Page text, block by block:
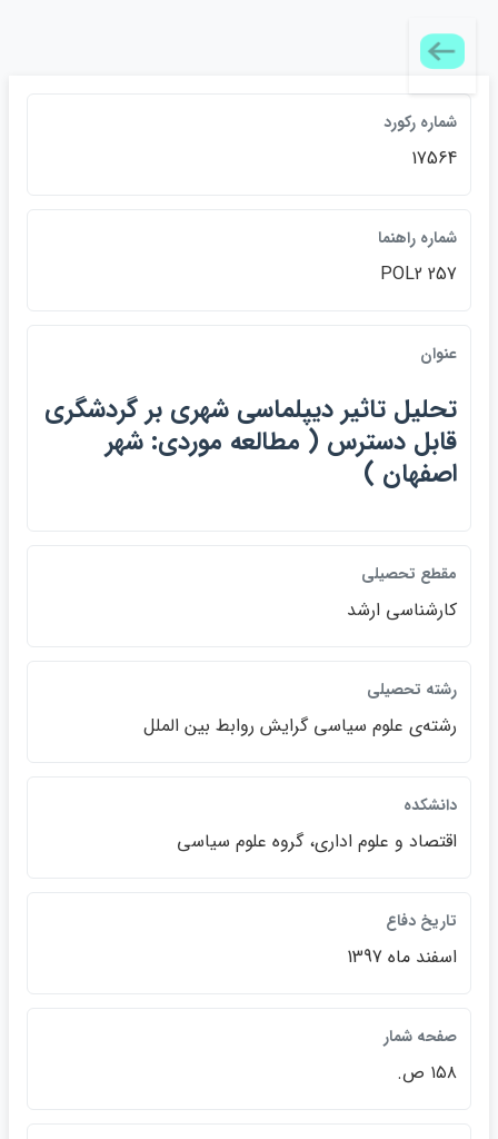
شماره ركورد
17564
شماره راهنما
POL2 257
عنوان
تحليل تاثير ديپلماسي شهري بر گردشگري
قابل دسترس ( مطالعه موردي: شهر
اصفهان )
مقطع تحصيلي
كارشناسي ارشد
رشته تحصيلي
رشته‌ي علوم سياسي گرايش روابط بين الملل
دانشكده
اقتصاد و علوم اداري، گروه علوم سياسي
تاريخ دفاع
اسفند ماه 1397
صفحه شمار
۱۵۸ ص.